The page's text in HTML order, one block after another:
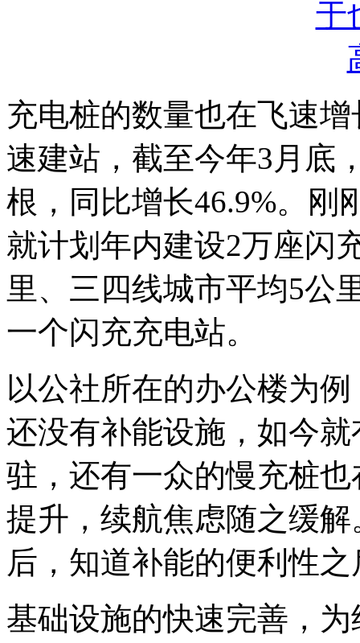
充电桩的数量也在飞速
速建站，截至今年3月底
根，同比增长46.9%。刚
就计划年内建设2万座闪
里、三四线城市平均5公
一个闪充充电站。
以公社所在的办公楼为
还没有补能设施，如今
驻，还有一众的慢充桩
提升，续航焦虑随之缓
后，知道补能的便利性
基础设施的快速完善，